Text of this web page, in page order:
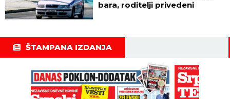
bara, roditelji privedeni
ŠTAMPANA IZDANJA